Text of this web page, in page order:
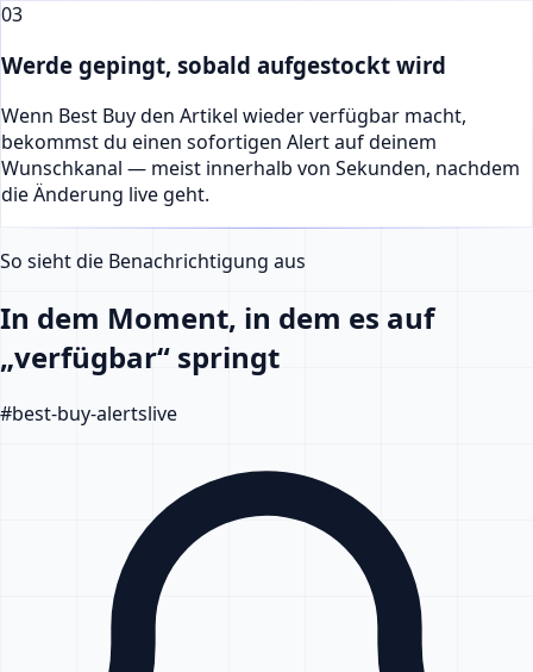
03
Werde gepingt, sobald aufgestockt wird
Wenn Best Buy den Artikel wieder verfügbar macht,
bekommst du einen sofortigen Alert auf deinem
Wunschkanal — meist innerhalb von Sekunden, nachdem
die Änderung live geht.
So sieht die Benachrichtigung aus
In dem Moment, in dem es auf
„verfügbar“ springt
#best-buy-alertslive